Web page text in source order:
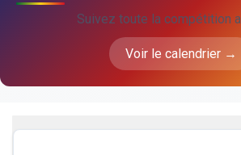
Suivez toute la compétition
Voir le calendrier →